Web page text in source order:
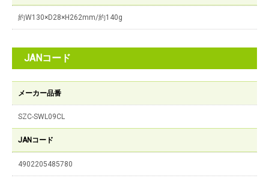
約W130×D28×H262mm/約140g
JANコード
メーカー品番
SZC-SWL09CL
JANコード
4902205485780